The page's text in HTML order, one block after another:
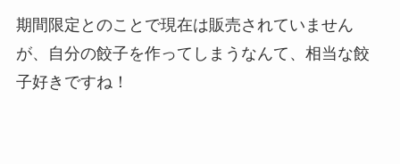
期間限定とのことで現在は販売されていません
が、自分の餃子を作ってしまうなんて、相当な餃
子好きですね！